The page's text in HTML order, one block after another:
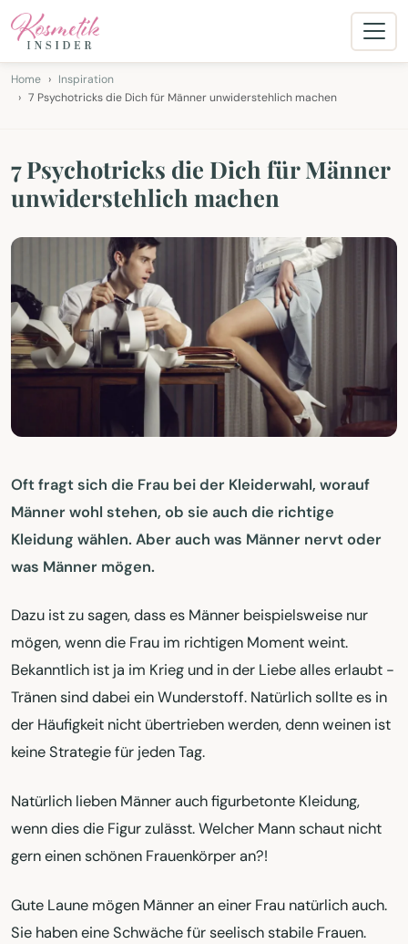
Home
Inspiration
7 Psychotricks die Dich für Männer unwiderstehlich machen
7 Psychotricks die Dich für Männer
unwiderstehlich machen
Oft fragt sich die Frau bei der Kleiderwahl, worauf
Männer wohl stehen, ob sie auch die richtige
Kleidung wählen. Aber auch was Männer nervt oder
was Männer mögen.
Dazu ist zu sagen, dass es Männer beispielsweise nur
mögen, wenn die Frau im richtigen Moment weint.
Bekanntlich ist ja im Krieg und in der Liebe alles erlaubt -
Tränen sind dabei ein Wunderstoff. Natürlich sollte es in
der Häufigkeit nicht übertrieben werden, denn weinen ist
keine Strategie für jeden Tag.
Natürlich lieben Männer auch figurbetonte Kleidung,
wenn dies die Figur zulässt. Welcher Mann schaut nicht
gern einen schönen Frauenkörper an?!
Gute Laune mögen Männer an einer Frau natürlich auch.
Sie haben eine Schwäche für seelisch stabile Frauen.